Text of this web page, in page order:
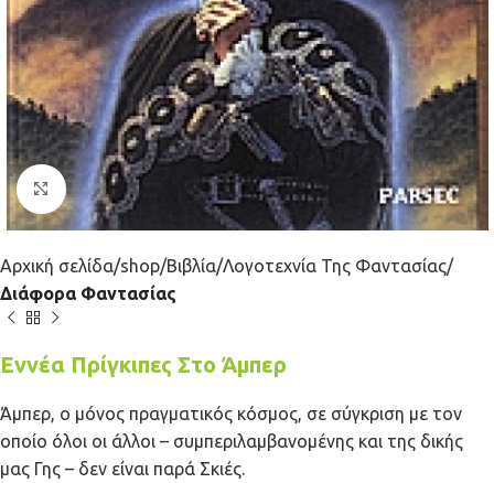
Κλικ για μεγέθυνση
Αρχική σελίδα shop Βιβλία Λογοτεχνία Της Φαντασίας
Διάφορα Φαντασίας
Εννέα Πρίγκιπες Στο Άμπερ
Άμπερ, ο μόνος πραγματικός κόσμος, σε σύγκριση με τον
οποίο όλοι οι άλλοι – συμπεριλαμβανομένης και της δικής
μας Γης – δεν είναι παρά Σκιές.